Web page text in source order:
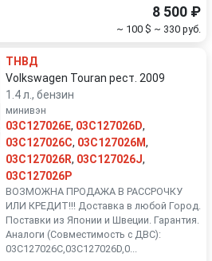
8 500 ₽
~ 100 $ ~ 330 руб.
ТНВД
Volkswagen Touran рест. 2009
1.4 л., бензин
минивэн
03C127026E, 03C127026D,
03C127026C, 03C127026M,
03C127026R, 03C127026J,
03C127026P
ВОЗМОЖНА ПРОДАЖА В РАССРОЧКУ
ИЛИ КРЕДИТ!!! Доставка в любой Город.
Поставки из Японии и Швеции. Гарантия.
Аналоги (Совместимость с ДВС):
03C127026C,03C127026D,0...